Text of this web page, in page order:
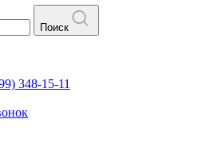
Поиск
348-15-11